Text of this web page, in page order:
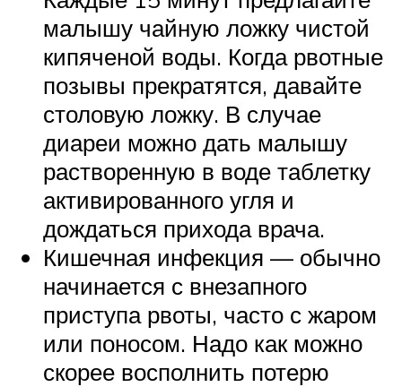
малышу чайную ложку чистой
кипяченой воды. Когда рвотные
позывы прекратятся, давайте
столовую ложку. В случае
диареи можно дать малышу
растворенную в воде таблетку
активированного угля и
дождаться прихода врача.
Кишечная инфекция — обычно
начинается с внезапного
приступа рвоты, часто с жаром
или поносом. Надо как можно
скорее восполнить потерю